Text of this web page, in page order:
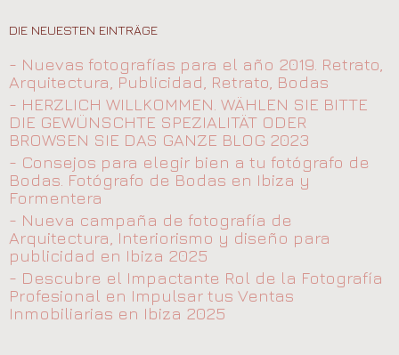
DIE NEUESTEN EINTRÄGE
- Nuevas fotografías para el año 2019. Retrato,
Arquitectura, Publicidad, Retrato, Bodas
- HERZLICH WILLKOMMEN. WÄHLEN SIE BITTE
DIE GEWÜNSCHTE SPEZIALITÄT ODER
BROWSEN SIE DAS GANZE BLOG 2023
- Consejos para elegir bien a tu fotógrafo de
Bodas. Fotógrafo de Bodas en Ibiza y
Formentera
- Nueva campaña de fotografía de
Arquitectura, Interiorismo y diseño para
publicidad en Ibiza 2025
- Descubre el Impactante Rol de la Fotografía
Profesional en Impulsar tus Ventas
Inmobiliarias en Ibiza 2025